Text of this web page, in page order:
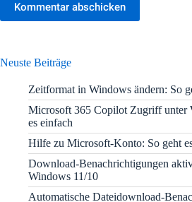
Kommentar abschicken
Neuste Beiträge
Zeitformat in Windows ändern: So
Microsoft 365 Copilot Zugriff unter
es einfach
Hilfe zu Microsoft-Konto: So geht
Download-Benachrichtigungen
Windows 11/10
Automatische Dateidownload-